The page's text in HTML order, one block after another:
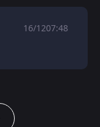
16/1207:48